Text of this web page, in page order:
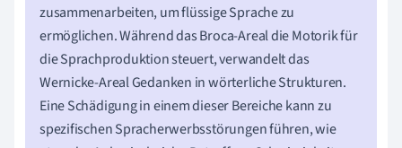
zusammenarbeiten, um flüssige Sprache zu
ermöglichen. Während das Broca-Areal die Motorik für
die Sprachproduktion steuert, verwandelt das
Wernicke-Areal Gedanken in wörterliche Strukturen.
Eine Schädigung in einem dieser Bereiche kann zu
spezifischen Spracherwerbsstörungen führen, wie